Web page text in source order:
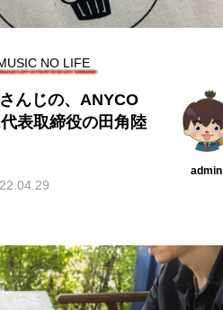
NO LIFE
んじの、ANYCO
表取締役の田角陸
admin